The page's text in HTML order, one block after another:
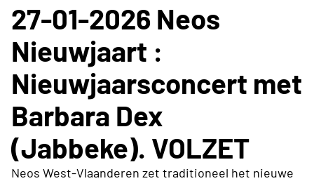
27-01-2026 Neos
Nieuwjaart :
Nieuwjaarsconcert met
Barbara Dex
(Jabbeke). VOLZET
Neos West-Vlaanderen zet traditioneel het nieuwe